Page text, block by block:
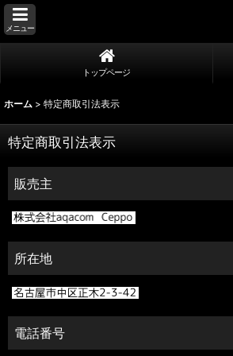
メニュー
トップページ
ホーム > 特定商取引法表示
特定商取引法表示
販売主
所在地
電話番号